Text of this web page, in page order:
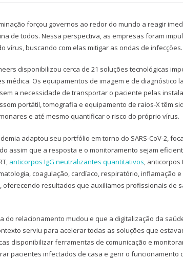
forçou governos ao redor do mundo a reagir
de todos. Nessa perspectiva, as empresas foram
buscando com elas mitigar as ondas de infecções.
disponibilizou cerca de 21 soluções tecnológicas
médica. Os equipamentos de imagem e de diagnóstico
a necessidade de transportar o paciente pelas
portátil, tomografia e equipamento de raios-X têm
e até mesmo quantificar o risco do próprio vírus.
adaptou seu portfólio em torno do SARS-CoV-2,
assim que a resposta e o monitoramento sejam
anticorpos IgG neutralizantes quantitativos, anticorpos
coagulação, cardíaco, respiratório, inflamação
oferecendo resultados que auxiliamos profissionais de
do relacionamento mudou e que a digitalização da
serviu para acelerar todas as soluções que
disponibilizar ferramentas de comunicação e
pacientes infectados de casa e gerir o funcionamento